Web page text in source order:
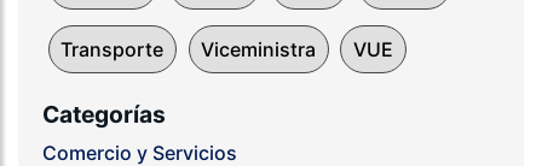
Transporte Viceministra VUE
Categorías
Comercio y Servicios